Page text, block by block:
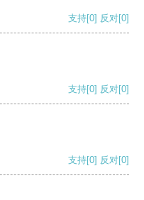
支持[0] 反对[0]
支持[0] 反对[0]
支持[0] 反对[0]